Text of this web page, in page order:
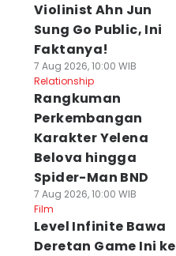
Violinist Ahn Jun
Sung Go Public, Ini
Faktanya!
7 Aug 2026, 10:00 WIB
Relationship
Rangkuman
Perkembangan
Karakter Yelena
Belova hingga
Spider-Man BND
7 Aug 2026, 10:00 WIB
Film
Level Infinite Bawa
Deretan Game Ini ke